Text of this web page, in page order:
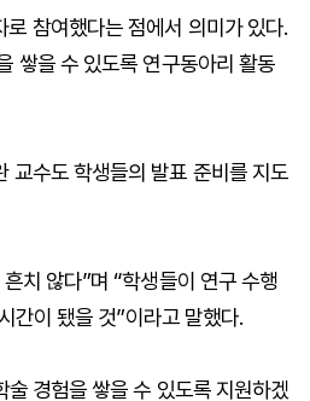
참여했다는 점에서 의미가 있다.
쌓을 수 있도록 연구동아리 활동
교수도 학생들의 발표 준비를 지도
치 않다”며 “학생들이 연구 수행
간이 됐을 것”이라고 말했다.
경험을 쌓을 수 있도록 지원하겠